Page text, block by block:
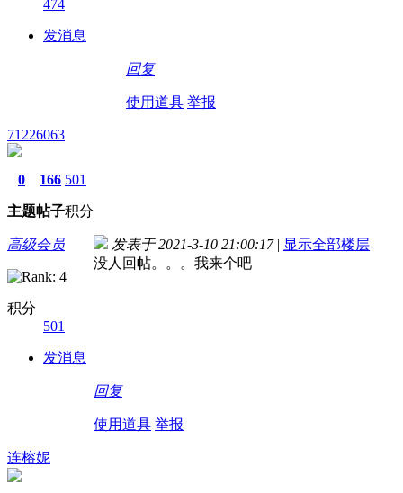
474
发消息
回复
使用道具 举报
71226063
0
主题
166
帖子
501
积分
高级会员
积分
501
发消息
发表于 2021-3-10 21:00:17 | 显示全部楼层
没人回帖。。。我来个吧
回复
使用道具 举报
连榕妮